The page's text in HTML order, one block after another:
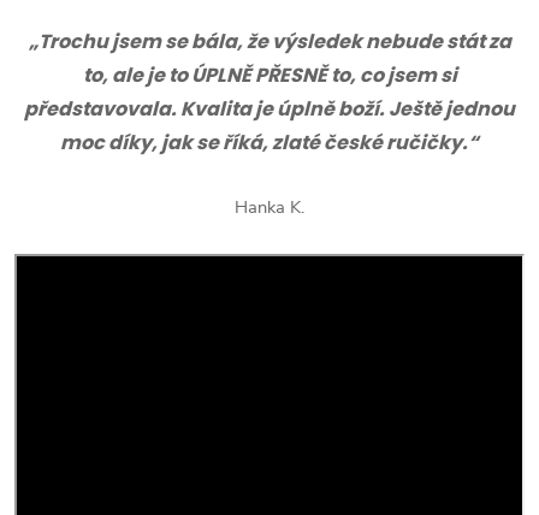
„Trochu jsem se bála, že výsledek nebude stát za
to, ale je to ÚPLNĚ PŘESNĚ to, co jsem si
představovala. Kvalita je úplně boží. Ještě jednou
moc díky, jak se říká, zlaté české ručičky.“
Hanka K.